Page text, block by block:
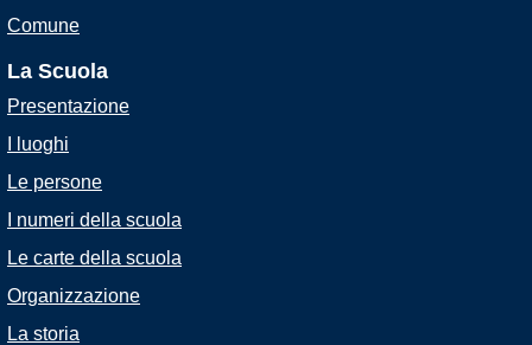
Comune
La Scuola
Presentazione
I luoghi
Le persone
I numeri della scuola
Le carte della scuola
Organizzazione
La storia